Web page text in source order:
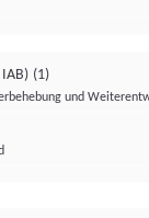
(1)
und